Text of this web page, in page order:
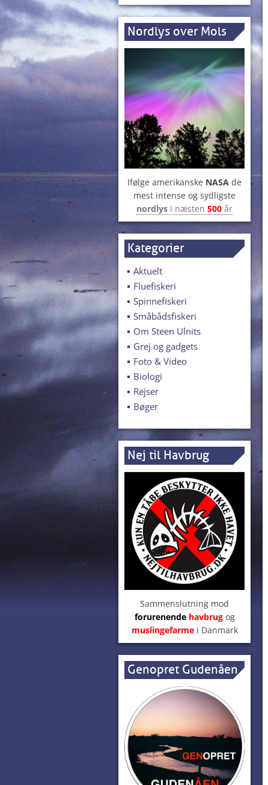
Nordlys over Mols
Ifølge amerikanske NASA de
mest intense og sydligste
nordlys i næsten 500 år
Kategorier
Aktuelt
Fluefiskeri
Spinnefiskeri
Småbådsfiskeri
Om Steen Ulnits
Grej og gadgets
Foto & Video
Biologi
Rejser
Bøger
Nej til Havbrug
Sammenslutning mod
forurenendehavbrugog
muslingefarmei Danmark
Genopret Gudenåen